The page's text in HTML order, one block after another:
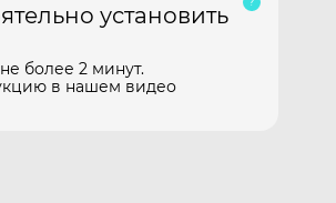
установить
более 2 минут.
в нашем видео